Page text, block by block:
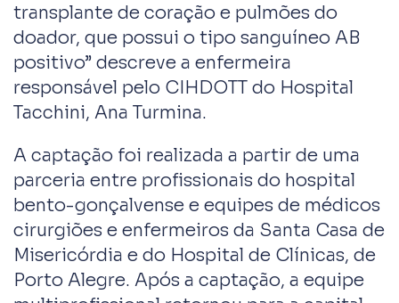
transplante de coração e pulmões do
doador, que possui o tipo sanguíneo AB
positivo” descreve a enfermeira
responsável pelo CIHDOTT do Hospital
Tacchini, Ana Turmina.
A captação foi realizada a partir de uma
parceria entre profissionais do hospital
bento-gonçalvense e equipes de médicos
cirurgiões e enfermeiros da Santa Casa de
Misericórdia e do Hospital de Clínicas, de
Porto Alegre. Após a captação, a equipe